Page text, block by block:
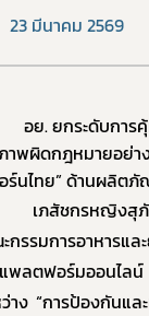
23 มีนาคม 2569
อย. ยกระดับกา
าพผิดกฎหมายอย่า
ร์นไทย” ด้านผลิต
สัชกรหญิงสุภัทรา
กรรมการอาหารแล
พลตฟอร์มออนไล
ว่าง “การป้องกันแ